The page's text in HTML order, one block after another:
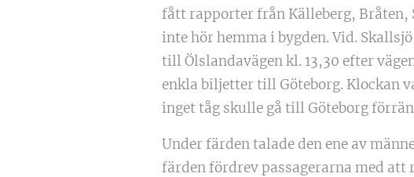
fått rapporter från Källeberg, Bråten,
inte hör hemma i bygden. Vid.
till Ölslandavägen kl. 13,30 efter
enkla biljetter till Göteborg. Klockan
inget tåg skulle gå till Göteborg
Under färden talade den ene av
färden fördrev passagerarna med att